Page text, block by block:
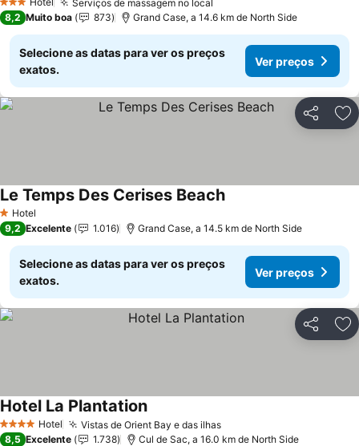
3 Estrelas Serviços de massagem no local
8,2 Muito boa 873 Grand Case, a 14.6 km de North Side
Selecione as datas para ver os preços
exatos.
Ver preços
Partilhar
1 Estrelas
Hotel
Le Temps Des Cerises BeachVer preços
9,2 Excelente 1.016 Grand Case, a 14.5 km de North Side
Selecione as datas para ver os preços
exatos.
Ver preços
Partilhar
4 EstrelasHotel Vistas de Orient Bay e das ilhasVer preços
Hotel La PlantationVer preços
8,5 Excelente 1.738 Cul de Sac, a 16.0 km de North Side